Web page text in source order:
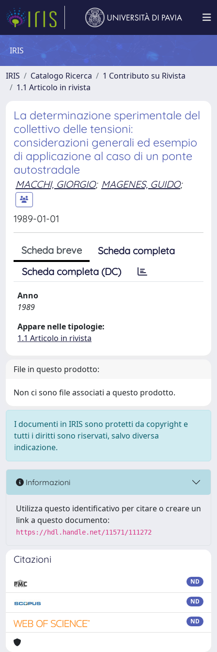
IRIS
IRIS Catalogo Ricerca
1 Contributo su Rivista
1.1 Articolo in rivista
La determinazione sperimentale del
collettivo delle tensioni:
considerazioni generali ed esempio
di applicazione al caso di un ponte
autostradale
MACCHI, GIORGIO; MAGENES, GUIDO;
1989-01-01
Scheda breve
Scheda completa
Scheda completa (DC)
Anno
1989
Appare nelle tipologie:
1.1 Articolo in rivista
File in questo prodotto:
Non ci sono file associati a questo prodotto.
I documenti in IRIS sono protetti da copyright e
tutti i diritti sono riservati, salvo diversa
indicazione.
Informazioni
Utilizza questo identificativo per citare o creare un
link a questo documento:
https://hdl.handle.net/11571/111272
Citazioni
ND
ND
ND